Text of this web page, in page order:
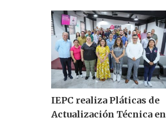
IEPC realiza Pláticas de
Actualización Técnica en